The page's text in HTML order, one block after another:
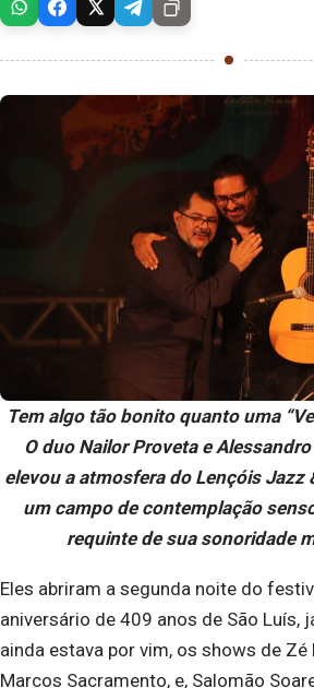
Tem algo tão bonito quanto uma
O duo Nailor Proveta e
elevou a atmosfera do Lençóis Jazz
um campo de contemplação
requinte de sua sonoridade
Eles abriram a segunda noite do
aniversário de 409 anos de São Luís,
ainda estava por vim, os shows de Zé
Marcos Sacramento, e, Salomão